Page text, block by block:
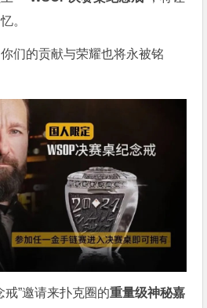
。
们的贡献与荣耀也将永被铭
戒”邀请来扑克圈的重量级神秘嘉